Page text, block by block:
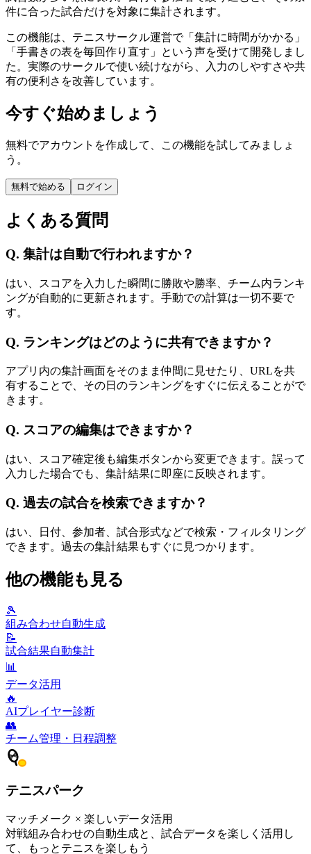
件に合った試合だけを対象に集計されます。
この機能は、テニスサークル運営で「集計に時間がかかる」
「手書きの表を毎回作り直す」という声を受けて開発しまし
た。実際のサークルで使い続けながら、入力のしやすさや共
有の便利さを改善しています。
今すぐ始めましょう
無料でアカウントを作成して、この機能を試してみましょ
う。
無料で始める ログイン
よくある質問
Q. 集計は自動で行われますか？
はい、スコアを入力した瞬間に勝敗や勝率、チーム内ランキ
ングが自動的に更新されます。手動での計算は一切不要で
す。
Q. ランキングはどのように共有できますか？
アプリ内の集計画面をそのまま仲間に見せたり、URLを共
有することで、その日のランキングをすぐに伝えることがで
きます。
Q. スコアの編集はできますか？
はい、スコア確定後も編集ボタンから変更できます。誤って
入力した場合でも、集計結果に即座に反映されます。
Q. 過去の試合を検索できますか？
はい、日付、参加者、試合形式などで検索・フィルタリング
できます。過去の集計結果もすぐに見つかります。
他の機能も見る
🎾
組み合わせ自動生成
📝
試合結果自動集計
📊
データ活用
🔥
AIプレイヤー診断
👥
チーム管理・日程調整
テニスパーク
マッチメーク × 楽しいデータ活用
対戦組み合わせの自動生成と、試合データを楽しく活用し
て、もっとテニスを楽しもう